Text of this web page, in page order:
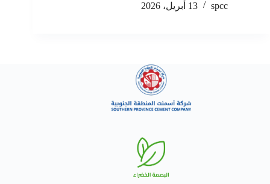
spcc
13 أبريل، 2026